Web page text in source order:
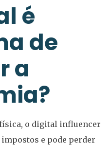
é
de
a
física, o digital influencer
e pode perder